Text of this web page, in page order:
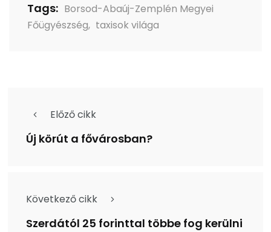
Tags: Borsod-Abaúj-Zemplén Megyei
Főügyészség, taxisok világa
Előző cikk
Új körút a fővárosban?
Következő cikk
Szerdától 25 forinttal többe fog kerülni